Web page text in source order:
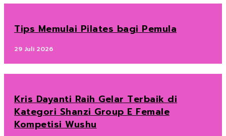
Tips Memulai Pilates bagi Pemula
29 Juli 2026
Kris Dayanti Raih Gelar Terbaik di
Kategori Shanzi Group E Female
Kompetisi Wushu